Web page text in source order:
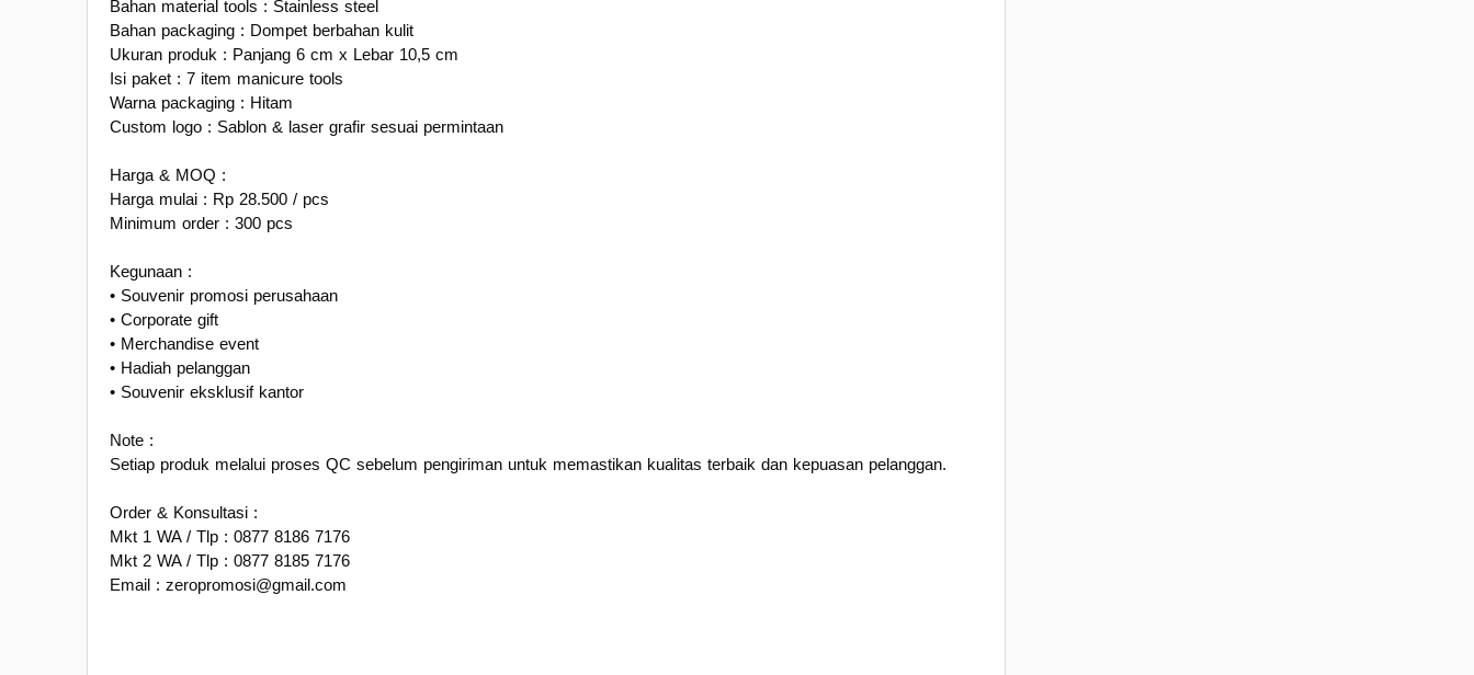
Bahan material tools : Stainless steel
Bahan packaging : Dompet berbahan kulit
Ukuran produk : Panjang 6 cm x Lebar 10,5 cm
Isi paket : 7 item manicure tools
Warna packaging : Hitam
Custom logo : Sablon & laser grafir sesuai permintaan
Harga & MOQ :
Harga mulai : Rp 28.500 / pcs
Minimum order : 300 pcs
Kegunaan :
• Souvenir promosi perusahaan
• Corporate gift
• Merchandise event
• Hadiah pelanggan
• Souvenir eksklusif kantor
Note :
Setiap produk melalui proses QC sebelum pengiriman untuk memastikan kualitas terbaik dan kepuasan pelanggan.
Order & Konsultasi :
Mkt 1 WA / Tlp : 0877 8186 7176
Mkt 2 WA / Tlp : 0877 8185 7176
Email : zeropromosi@gmail.com